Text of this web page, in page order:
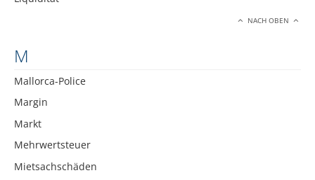
NACH OBEN
M
Mallorca-Police
Margin
Markt
Mehrwertsteuer
Mietsachschäden